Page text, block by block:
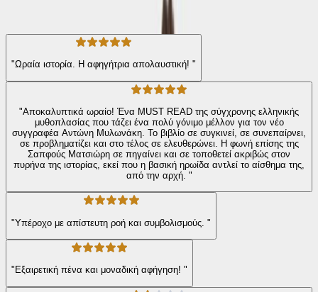
"Ωραία ιστορία. Η αφηγήτρια απολαυστική! "
"Αποκαλυπτικά ωραίο! Ένα MUST READ της σύγχρονης ελληνικής
μυθοπλασίας που τάζει ένα πολύ γόνιμο μέλλον για τον νέο
συγγραφέα Αντώνη Μυλωνάκη. Το βιβλίο σε συγκινεί, σε συνεπαίρνει,
σε προβληματίζει και στο τέλος σε ελευθερώνει. Η φωνή επίσης της
Σαπφούς Ματσιώρη σε πηγαίνει και σε τοποθετεί ακριβώς στον
πυρήνα της ιστορίας, εκεί που η βασική ηρωίδα αντλεί το αίσθημα της,
από την αρχή. "
"Υπέροχο με απίστευτη ροή και συμβολισμούς. "
"Εξαιρετική πένα και μοναδική αφήγηση! "